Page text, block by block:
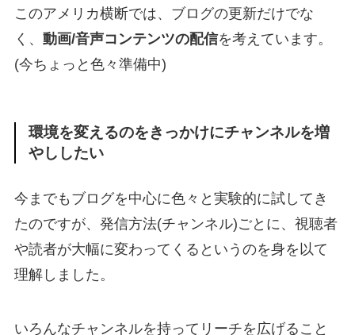
このアメリカ横断では、ブログの更新だけでな
く、 動画/音声コンテンツの配信を考えています。
(今ちょっと色々準備中)
環境を変えるのをきっかけにチャンネルを増
やししたい
今までもブログを中心に色々と実験的に試してき
たのですが、発信方法(チャンネル)ごとに、視聴者
や読者が大幅に変わってくるというのを身を以て
理解しました。
いろんなチャンネルを持ってリーチを広げること